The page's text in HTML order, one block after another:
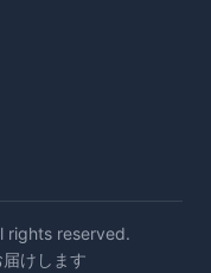
rights reserved.
けします